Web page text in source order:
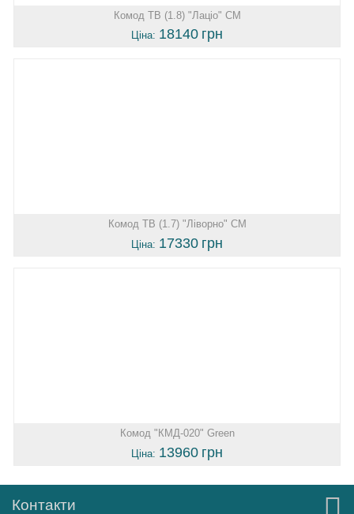
Комод ТВ (1.8) "Лаціо" СМ
Ціна: 18140 грн
Комод ТВ (1.7) "Ліворно" СМ
Ціна: 17330 грн
Комод "КМД-020" Green
Ціна: 13960 грн
Контакти